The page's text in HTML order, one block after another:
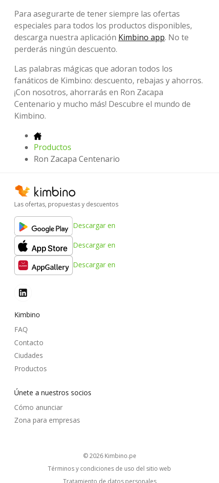
Para asegurarte de tener siempre las ofertas
especiales para todos los productos disponibles,
descarga nuestra aplicación Kimbino app. No te
perderás ningún descuento.
Las palabras mágicas que adoran todos los
fanáticos de Kimbino: descuento, rebajas y ahorros.
¡Con nosotros, ahorrarás en Ron Zacapa
Centenario y mucho más! Descubre el mundo de
Kimbino.
Productos
Ron Zacapa Centenario
Las ofertas, propuestas y descuentos
Descargar en
Descargar en
Descargar en
Kimbino
FAQ
Contacto
Ciudades
Productos
Únete a nuestros socios
Cómo anunciar
Zona para empresas
© 2026 kimbino.pe
Términos y condiciones de uso del sitio web
Tratamiento de datos personales